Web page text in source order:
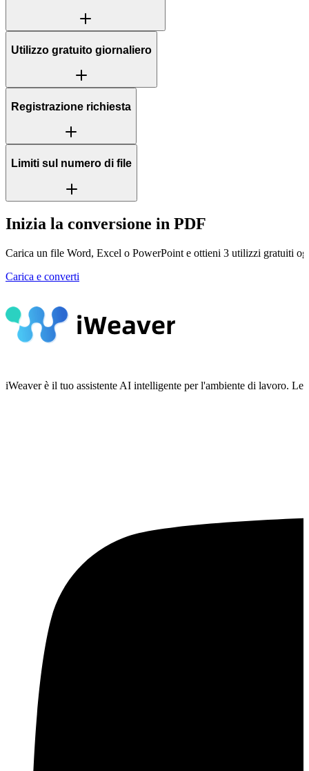
Utilizzo gratuito giornaliero
Registrazione richiesta
Limiti sul numero di file
Inizia la conversione in PDF
Carica un file Word, Excel o PowerPoint e ottieni 3 utilizzi gratuiti
Carica e converti
iWeaver è il tuo assistente AI intelligente per l'ambiente di lavoro.